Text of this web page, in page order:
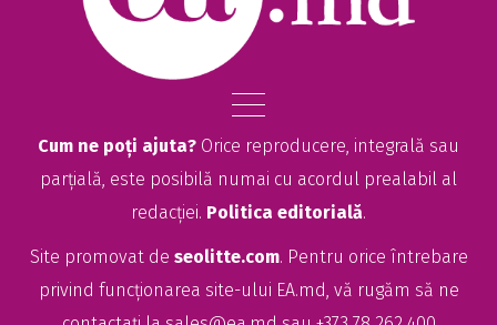
Cum ne poți ajuta? Orice reproducere, integrală sau
parțială, este posibilă numai cu acordul prealabil al
redacției. Politica editorială.
Site promovat de seolitte.com. Pentru orice întrebare
privind funcționarea site-ului EA.md, vă rugăm să ne